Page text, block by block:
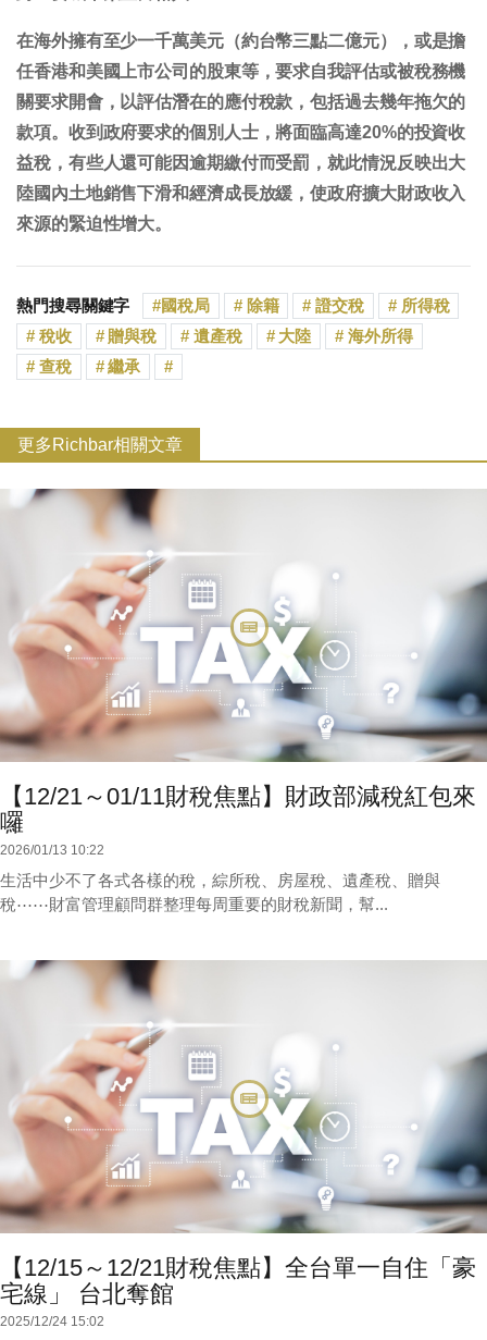
在海外擁有至少一千萬美元（約台幣三點二億元），或是擔
任香港和美國上市公司的股東等，要求自我評估或被稅務機
關要求開會，以評估潛在的應付稅款，包括過去幾年拖欠的
款項。收到政府要求的個別人士，將面臨高達20%的投資收
益稅，有些人還可能因逾期繳付而受罰，就此情況反映出大
陸國內土地銷售下滑和經濟成長放緩，使政府擴大財政收入
來源的緊迫性增大。
熱門搜尋關鍵字 國稅局 除籍 證交稅
所得稅
稅收
贈與稅 遺產稅 大陸
海外所得
查稅
繼承
更多Richbar相關文章
【12/21～01/11財稅焦點】財政部減稅紅包來
囉
2026/01/13 10:22
生活中少不了各式各樣的稅，綜所稅、房屋稅、遺產稅、贈與
稅⋯⋯財富管理顧問群整理每周重要的財稅新聞，幫...
【12/15～12/21財稅焦點】全台單一自住「豪
宅線」 台北奪館
2025/12/24 15:02